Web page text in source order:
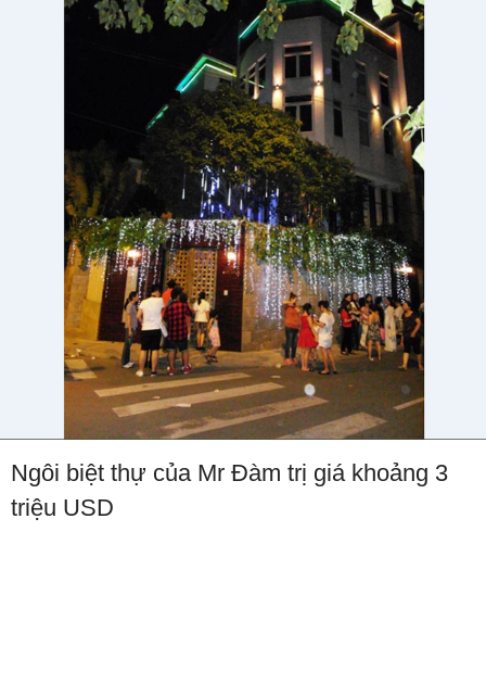
Ngôi biệt thự của Mr Đàm trị giá khoảng 3
triệu USD